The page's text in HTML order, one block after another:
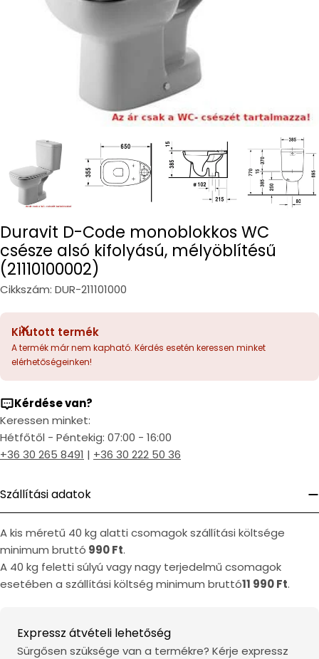
Duravit D-Code monoblokkos WC
csésze alsó kifolyású, mélyöblítésű
(21110100002)
Cikkszám: DUR-211101000
Kifutott termék
A termék már nem kapható. Kérdés esetén keressen minket
elérhetőségeinken!
Kérdése van?
Keressen minket:
Hétfőtől - Péntekig: 07:00 - 16:00
+36 30 265 8491 | +36 30 222 50 36
Szállítási adatok
A kis méretű 40 kg alatti csomagok szállítási költsége
minimum bruttó 990 Ft.
A 40 kg feletti súlyú vagy nagy terjedelmű csomagok
esetében a szállítási költség minimum bruttó11 990 Ft.
Expressz átvételi lehetőség
Sürgősen szüksége van a termékre? Kérje expressz